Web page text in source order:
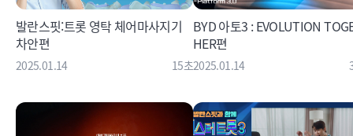
발란스핏:트롯 영탁 체어마사지기
차안편
2025.01.14 15초
BYD 아토3 : EVOLUTION
HER편
2025.01.14